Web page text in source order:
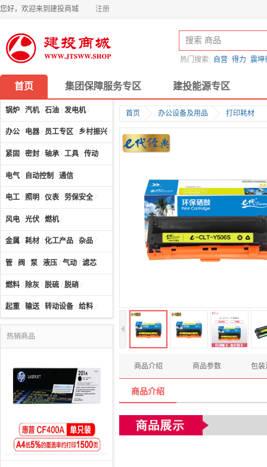
您好，欢迎来到建投商城 注册
热门搜索: 自营 得力 震坤
首页 集团保障服务专区 建投能源专区
锅炉 / 汽机/ 石油 / 发电机/
办公 / 电器 / 员工专区 / 乡村振兴 / 计算机及配件/
紧固 / 密封 / 轴承 / 工具 / 传动
电气 / 自动控制 / 通信
电工 / 照明 / 仪表 / 劳保安全 /
风电 / 光伏 / 燃机/
金属 / 耗材 / 化工产品 / 杂品 /
管 / 阀 / 泵 / 液压 / 气动 / 滤芯
燃料 / 除灰 / 脱硫 / 脱硝 /
起重 / 输送/ 转动设备 / 给料 /
热销商品
首页 办公设备及用品 打印耗材
商品介绍 商品参数 包装
商品介绍